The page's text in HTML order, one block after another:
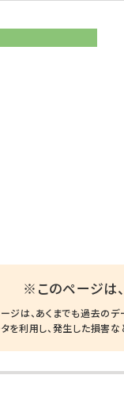
※このページは
ジは、あくまでも過去の
を利用し、発生した損害